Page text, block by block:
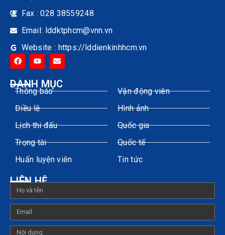
Fax : 028 38559248
Email: lddktphcm@vnn.vn
Website : https://lddienkinhhcm.vn
DANH MỤC
Thông báo
Điều lệ
Lịch thi đấu
Trọng tài
Huấn luyện viên
Vận động viên
Hình ảnh
Quốc gia
Quốc tế
Tin tức
LIÊN HỆ